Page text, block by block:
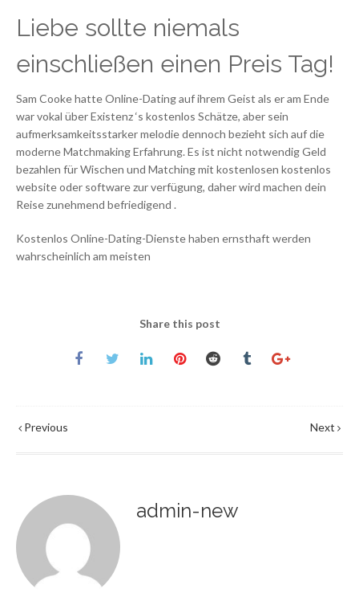
Liebe sollte niemals
einschließen einen Preis Tag!
Sam Cooke hatte Online-Dating auf ihrem Geist als er am Ende
war vokal über Existenz ‘s kostenlos Schätze, aber sein
aufmerksamkeitsstarker melodie dennoch bezieht sich auf die
moderne Matchmaking Erfahrung. Es ist nicht notwendig Geld
bezahlen für Wischen und Matching mit kostenlosen kostenlos
website oder software zur verfügung, daher wird machen dein
Reise zunehmend befriedigend .
Kostenlos Online-Dating-Dienste haben ernsthaft werden
wahrscheinlich am meisten
Share this post
Previous Next
admin-new